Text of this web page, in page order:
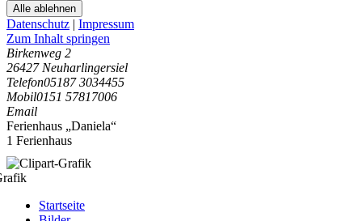
Alle ablehnen
Datenschutz | Impressum
Zum Inhalt springen
Birkenweg 2
26427 Neuharlingersiel
Telefon05187 3034455
Mobil0151 57817006
Email
Ferienhaus „Daniela“
1 Ferienhaus
Startseite